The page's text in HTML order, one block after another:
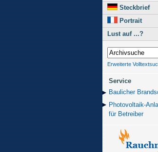
Steckbrief
Portrait
Lust auf ...?
Erweiterte
Service
Baulicher
Photovoltaik-
für Betreiber